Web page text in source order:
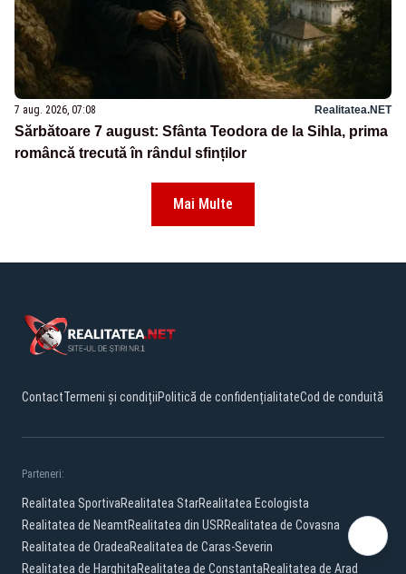
7 aug. 2026, 07:08 Realitatea.NET
Sărbătoare 7 august: Sfânta Teodora de la Sihla, prima
româncă trecută în rândul sfinților
Mai Multe
ContactTermeni și condițiiPolitică de confidențialitateCod de conduită
Parteneri:
Realitatea SportivaRealitatea StarRealitatea Ecologista
Realitatea de NeamtRealitatea din USRRealitatea de Covasna
Realitatea de OradeaRealitatea de Caras-Severin
Realitatea de HarghitaRealitatea de ConstantaRealitatea de Arad